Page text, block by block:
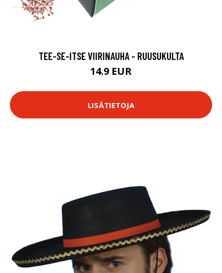
TEE-SE-ITSE VIIRINAUHA - RUUSUKULTA
14.9 EUR
LISÄTIETOJA